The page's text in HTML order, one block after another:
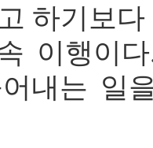
하기보
이행이
내는 일